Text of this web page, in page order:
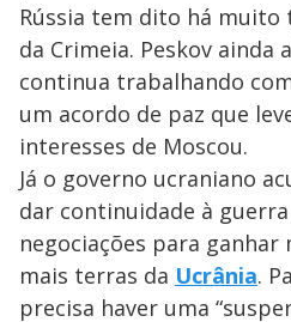
Rússia tem dito há
da Crimeia. Peskov ainda
continua trabalhando
um acordo de paz que
interesses de Moscou.
Já o governo ucraniano
dar continuidade à
negociações para
mais terras da Ucrânia.
precisa haver uma